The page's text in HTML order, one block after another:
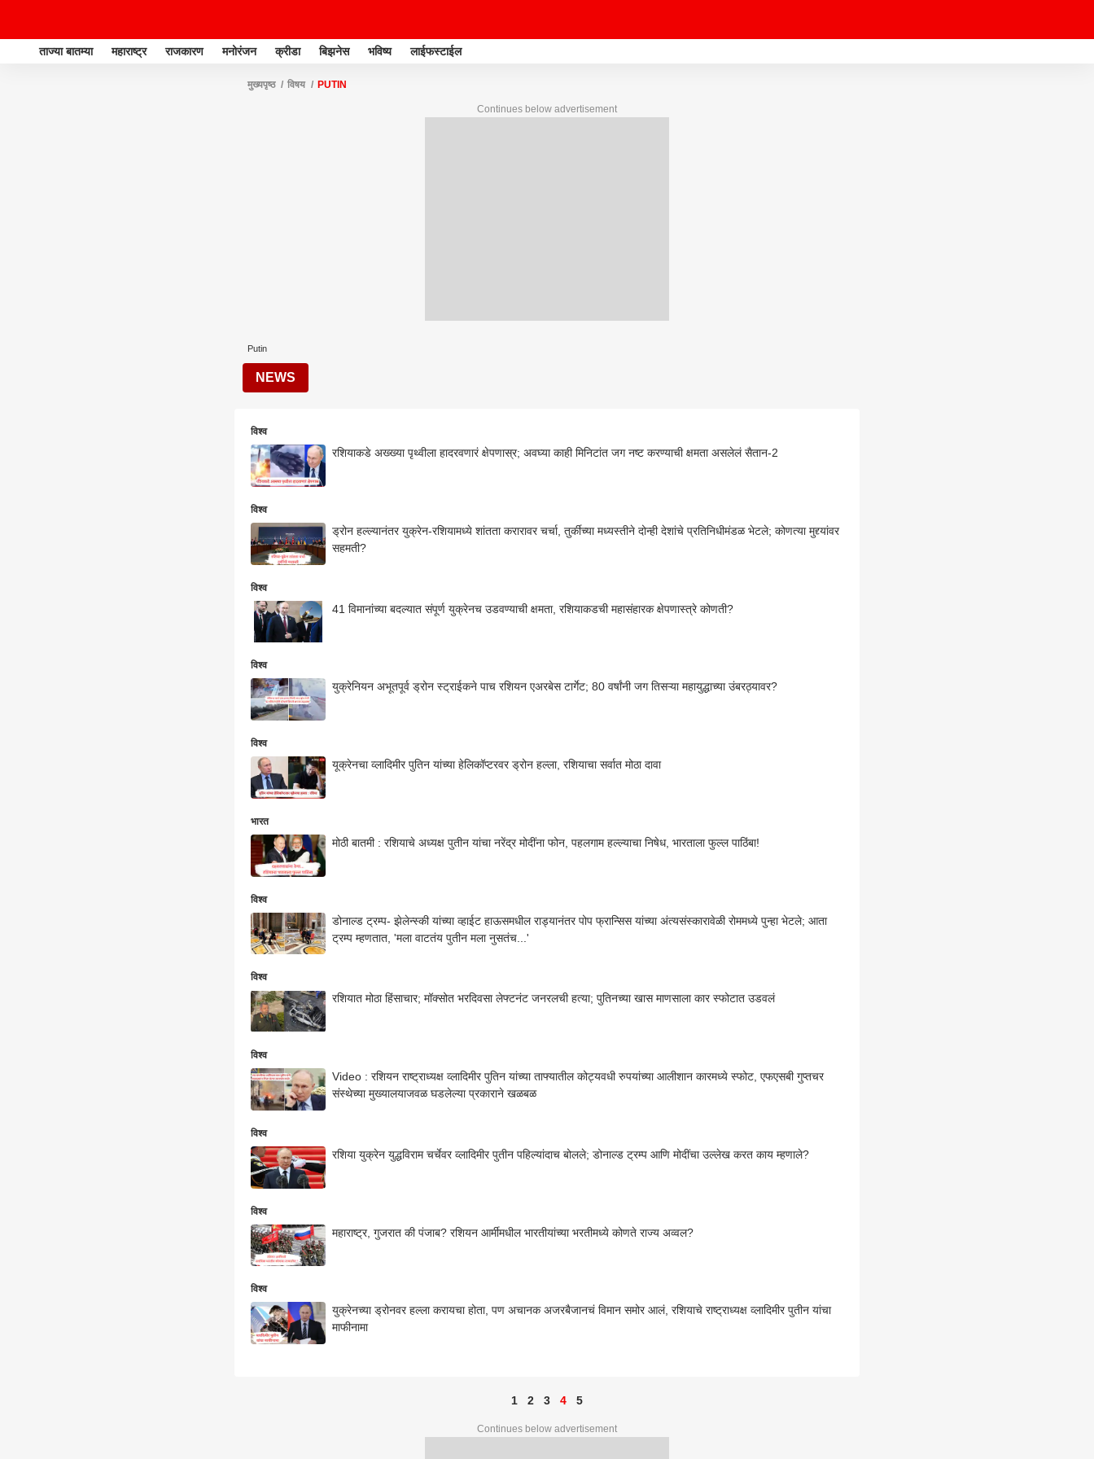
ताज्या बातम्या महाराष्ट्र राजकारण मनोरंजन क्रीडा बिझनेस भविष्य लाईफस्टाईल
मुख्यपृष्ठ विषय PUTIN
Continues below advertisement
Putin
NEWS
विश्व
रशियाकडे अख्ख्या पृथ्वीला हादरवणारं क्षेपणास्र; अवघ्या काही मिनिटांत जग नष्ट करण्याची क्षमता असलेलं सैतान-2
विश्व
ड्रोन हल्ल्यानंतर युक्रेन-रशियामध्ये शांतता करारावर चर्चा, तुर्कीच्या मध्यस्तीने दोन्ही देशांचे प्रतिनिधीमंडळ भेटले; कोणत्या मुद्द्यांवर
सहमती?
विश्व
41 विमानांच्या बदल्यात संपूर्ण युक्रेनच उडवण्याची क्षमता, रशियाकडची महासंहारक क्षेपणास्त्रे कोणती?
विश्व
युक्रेनियन अभूतपूर्व ड्रोन स्ट्राईकने पाच रशियन एअरबेस टार्गेट; 80 वर्षांनी जग तिसऱ्या महायुद्धाच्या उंबरठ्यावर?
विश्व
यूक्रेनचा व्लादिमीर पुतिन यांच्या हेलिकॉप्टरवर ड्रोन हल्ला, रशियाचा सर्वात मोठा दावा
भारत
मोठी बातमी : रशियाचे अध्यक्ष पुतीन यांचा नरेंद्र मोदींना फोन, पहलगाम हल्ल्याचा निषेध, भारताला फुल्ल पाठिंबा!
विश्व
डोनाल्ड ट्रम्प- झेलेन्स्की यांच्या व्हाईट हाऊसमधील राड्यानंतर पोप फ्रान्सिस यांच्या अंत्यसंस्कारावेळी रोममध्ये पुन्हा भेटले; आता
ट्रम्प म्हणतात, 'मला वाटतंय पुतीन मला नुसतंच...'
विश्व
रशियात मोठा हिंसाचार; मॉक्सोत भरदिवसा लेफ्टनंट जनरलची हत्या; पुतिनच्या खास माणसाला कार स्फोटात उडवलं
विश्व
Video : रशियन राष्ट्राध्यक्ष व्लादिमीर पुतिन यांच्या ताफ्यातील कोट्यवधी रुपयांच्या आलीशान कारमध्ये स्फोट, एफएसबी गुप्तचर
संस्थेच्या मुख्यालयाजवळ घडलेल्या प्रकाराने खळबळ
विश्व
रशिया युक्रेन युद्धविराम चर्चेवर व्लादिमीर पुतीन पहिल्यांदाच बोलले; डोनाल्ड ट्रम्प आणि मोदींचा उल्लेख करत काय म्हणाले?
विश्व
महाराष्ट्र, गुजरात की पंजाब? रशियन आर्मीमधील भारतीयांच्या भरतीमध्ये कोणते राज्य अव्वल?
विश्व
युक्रेनच्या ड्रोनवर हल्ला करायचा होता, पण अचानक अजरबैजानचं विमान समोर आलं, रशियाचे राष्ट्राध्यक्ष व्लादिमीर पुतीन यांचा
माफीनामा
1 2 3 4 5
Continues below advertisement